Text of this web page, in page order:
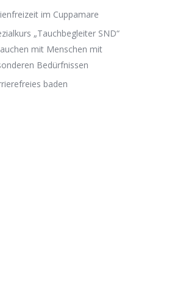
im Cuppamare
„Tauchbegleiter SND“
mit Menschen mit
Bedürfnissen
baden